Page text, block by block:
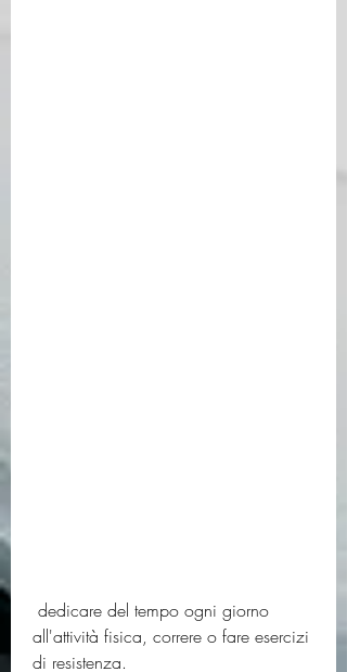
all'attività fisica, correre o fare esercizi
di resistenza.